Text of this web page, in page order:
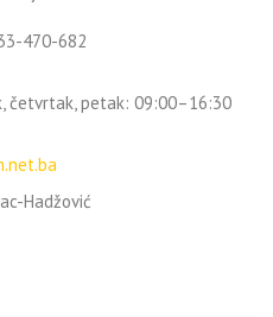
470-682
četvrtak, petak: 09:00–16:30
Hadžović